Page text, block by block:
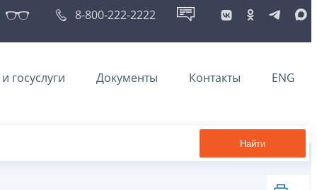
8-800-222-2222
госуслуги Документы Контакты ENG
Найти